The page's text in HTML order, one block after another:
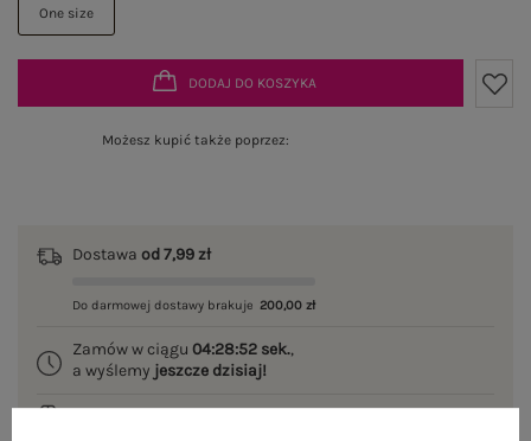
One size
DODAJ DO KOSZYKA
Możesz kupić także poprzez:
Dostawa od 7,99 zł
Do darmowej dostawy brakuje 200,00 zł
Zamów w ciągu 04:28:52 sek.,
a wyślemy jeszcze dzisiaj!